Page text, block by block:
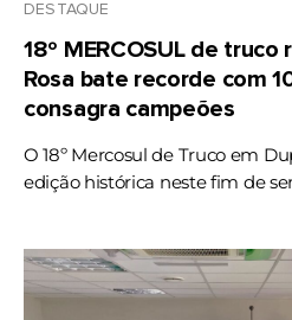
DESTAQUE
18º MERCOSUL de
Rosa bate recorde com
consagra campeões
O 18º Mercosul de Truco em
edição histórica neste fim de